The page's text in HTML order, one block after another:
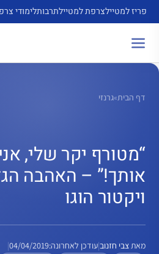
לדלג
לתוכן
פריז למטיילצרפת למטיילתרבותלימודי
דף הבית»גרנזי
“מטורף יקר שלי,
אותך!” – האהבה
ויקטור הוגו
מאתצבי חזנוב|עודכן לאחרונה:04/04/2019
|